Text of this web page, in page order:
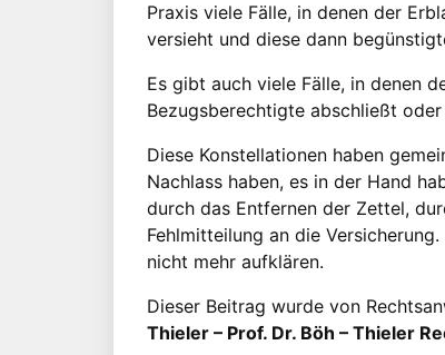
Praxis viele Fälle, in denen der
versieht und diese dann
Es gibt auch viele Fälle, in denen
Bezugsberechtigte abschließt
Diese Konstellationen haben
Nachlass haben, es in der Hand
durch das Entfernen der Zettel,
Fehlmitteilung an die
nicht mehr aufklären.
Dieser Beitrag wurde von
Thieler – Prof. Dr. Böh – Thieler